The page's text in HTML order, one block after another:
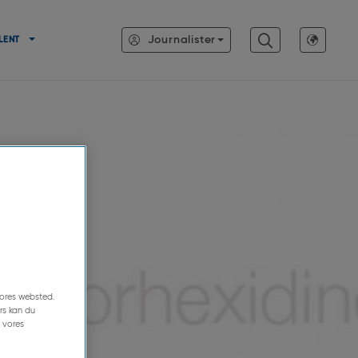
Journalister
websted.
kan du
vores